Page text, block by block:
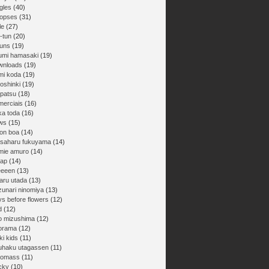
(40)
(31)
(27)
tun (20)
(19)
hamasaki (19)
(19)
koda (19)
(19)
(18)
(16)
toda (16)
(15)
boa (14)
fukuyama (14)
amuro (14)
(14)
(13)
utada (13)
ninomiya (13)
before flowers (12)
(12)
mizushima (12)
(12)
kids (11)
utagassen (11)
(11)
(10)